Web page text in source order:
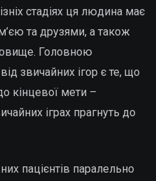
стадіях ця людина має
та друзями, а також
Головною
звичайних ігор є те, що
кінцевої мети –
іграх прагнуть до
пацієнтів паралельно